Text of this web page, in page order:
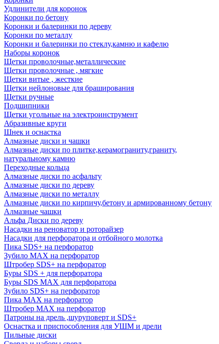
Удлинители для коронок
Коронки по бетону
Коронки и балеринки по дереву
Коронки по металлу
Коронки и балеринки по стеклу,камню и кафелю
Наборы коронок
Щетки проволочные,металлические
Щетки проволочные , мягкие
Щетки витые , жесткие
Щетки нейлоновые для браширования
Щетки ручные
Подшипники
Щетки угольные на электроинструмент
Абразивные круги
Шнек и оснастка
Алмазные диски и чашки
Алмазные диски по плитке,керамограниту,граниту,
натуральному камню
Переходные кольца
Алмазные диски по асфальту
Алмазные диски по дереву
Алмазные диски по металлу
Алмазные диски по кирпичу,бетону и армированному бетону
Алмазные чашки
Альфа Диски по дереву
Насадки на реноватор и роторайзер
Насадки для перфоратора и отбойного молотка
Пика SDS+ на перфоратор
Зубило MAX на перфоратор
Штробер SDS+ на перфоратор
Буры SDS + для перфоратора
Буры SDS MAX для перфоратора
Зубило SDS+ на перфоратор
Пика MAX на перфоратор
Штробер MAX на перфоратор
Патроны на дрель ,шуруповерт и SDS+
Оснастка и приспособления для УШМ и дрели
Пильные диски